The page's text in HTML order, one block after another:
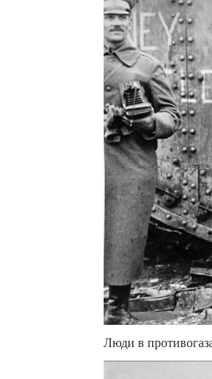
Люди в